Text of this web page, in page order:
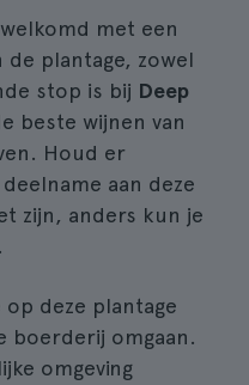
met een
de plantage, zowel
stop is bij Deep
beste wijnen van
Houd er
aan deze
zijn, anders kun je
deze plantage
boerderij omgaan.
omgeving